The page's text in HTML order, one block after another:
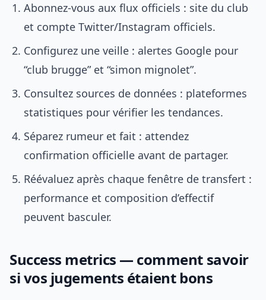
Abonnez-vous aux flux officiels : site du club
et compte Twitter/Instagram officiels.
Configurez une veille : alertes Google pour
“club brugge” et “simon mignolet”.
Consultez sources de données : plateformes
statistiques pour vérifier les tendances.
Séparez rumeur et fait : attendez
confirmation officielle avant de partager.
Réévaluez après chaque fenêtre de transfert :
performance et composition d’effectif
peuvent basculer.
Success metrics — comment savoir
si vos jugements étaient bons